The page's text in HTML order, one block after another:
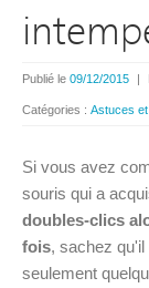
Publié le 09/12/2015 |
Catégories : Astuces
Si vous avez
souris qui a
doubles-clics
fois, sachez
seulement